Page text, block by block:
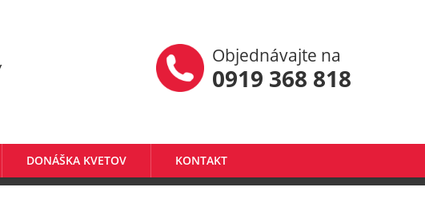
Objednávajte na
0919 368 818
DONÁŠKA KVETOV KONTAKT